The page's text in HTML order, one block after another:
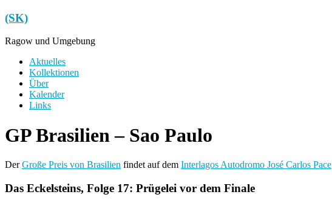
Zum
Inhalt
springen
(SK)
Ragow und Umgebung
Menü
Aktuelles
Kollektionen
Über
Kalender
Links
GP Brasilien – Sao Paulo
DerGroße Preis von Brasilien findet auf dem Interlagos Autodromo José Carlos Pace
Das Eckelsteins, Folge 17: Prügelei vor dem Finale